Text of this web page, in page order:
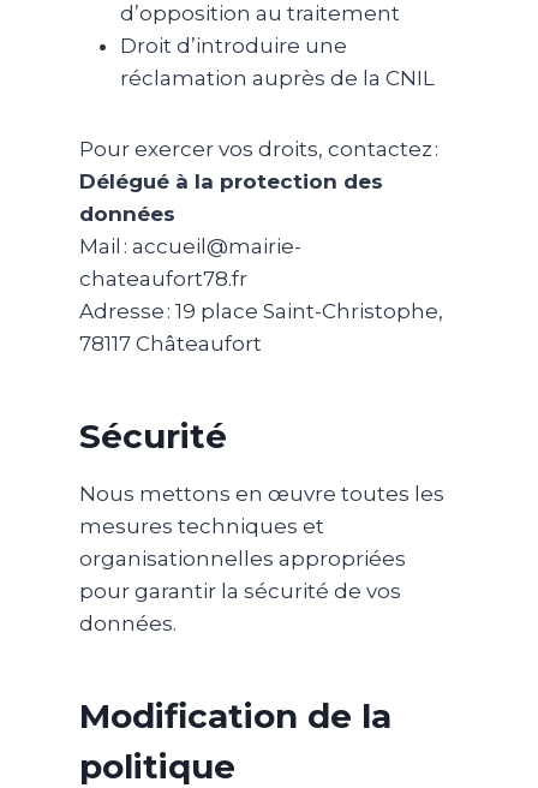
d’opposition au traitement
Droit d’introduire une
réclamation auprès de la CNIL
Pour exercer vos droits, contactez :
Délégué à la protection des
données
Mail : accueil@mairie-
chateaufort78.fr
Adresse : 19 place Saint-Christophe,
78117 Châteaufort
Sécurité
Nous mettons en œuvre toutes les
mesures techniques et
organisationnelles appropriées
pour garantir la sécurité de vos
données.
Modification de la
politique